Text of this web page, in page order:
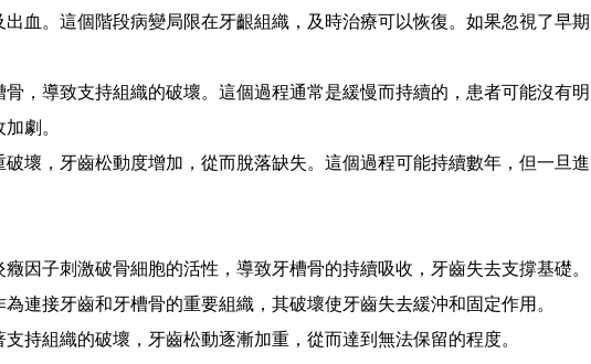
。這個階段病變局限在牙齦組織，及時治療可以恢復。如果忽視了早期
導致支持組織的破壞。這個過程通常是緩慢而持續的，患者可能沒有明
劇。
，牙齒松動度增加，從而脫落缺失。這個過程可能持續數年，但一旦進
子刺激破骨細胞的活性，導致牙槽骨的持續吸收，牙齒失去支撐基礎。
接牙齒和牙槽骨的重要組織，其破壞使牙齒失去緩沖和固定作用。
組織的破壞，牙齒松動逐漸加重，從而達到無法保留的程度。